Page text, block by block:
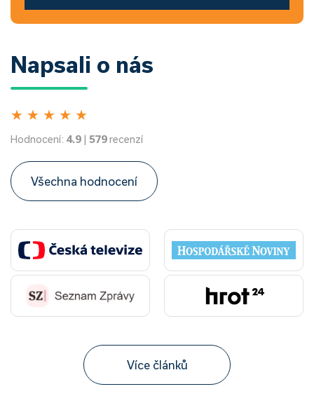
Napsali o nás
★ ★ ★ ★ ★
Hodnocení: 4.9 | 579recenzí
Všechna hodnocení
Více článků